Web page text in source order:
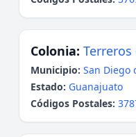
Colonia: Terreros
Municipio: San Diego
Estado: Guanajuato
Códigos Postales: